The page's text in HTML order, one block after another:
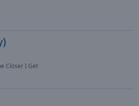
Closer I Get